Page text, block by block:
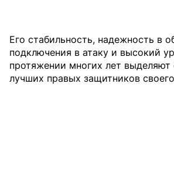
Его стабильность, надежность в
подключения в атаку и высокий
протяжении многих лет выделяют
лучших правых защитников